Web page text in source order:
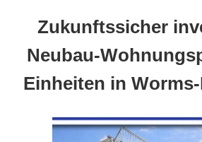
Zukunftssicher
Neubau-
Einheiten in